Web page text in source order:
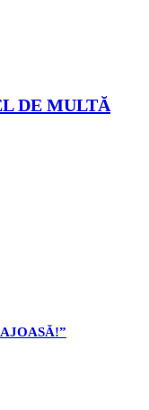
DE MULTĂ